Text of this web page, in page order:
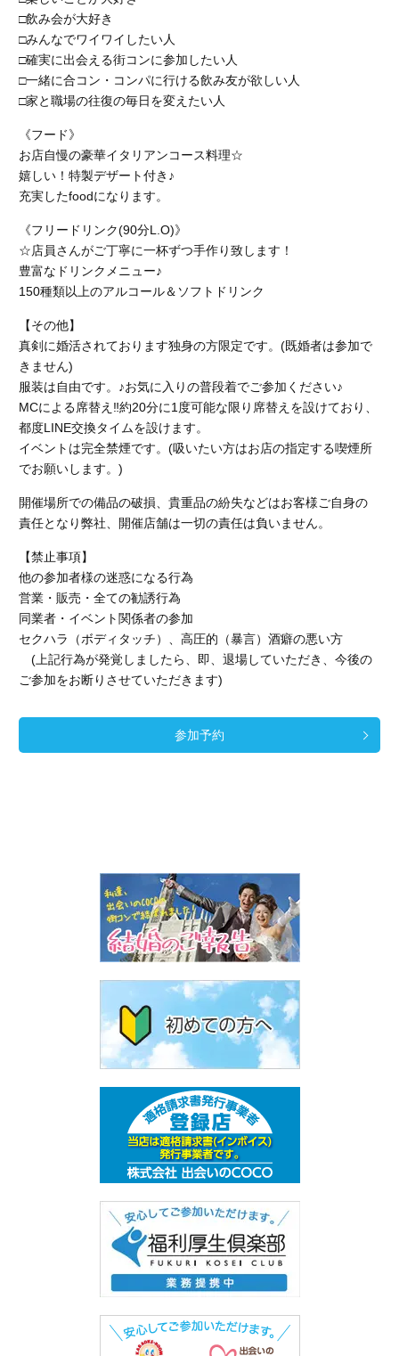
□飲み会が大好き
□みんなでワイワイしたい人
□確実に出会える街コンに参加したい人
□一緒に合コン・コンパに行ける飲み友が欲しい人
□家と職場の往復の毎日を変えたい人
《フード》
お店自慢の豪華イタリアンコース料理☆
嬉しい！特製デザート付き♪
充実したfoodになります。
《フリードリンク(90分L.O)》
☆店員さんがご丁寧に一杯ずつ手作り致します！
豊富なドリンクメニュー♪
150種類以上のアルコール＆ソフトドリンク
【その他】
真剣に婚活されております独身の方限定です。(既婚者は参加で
きません)
服装は自由です。♪お気に入りの普段着でご参加ください♪
MCによる席替え‼︎約20分に1度可能な限り席替えを設けており、
都度LINE交換タイムを設けます。
イベントは完全禁煙です。(吸いたい方はお店の指定する喫煙所
でお願いします。)
開催場所での備品の破損、貴重品の紛失などはお客様ご自身の
責任となり弊社、開催店舗は一切の責任は負いません。
【禁止事項】
他の参加者様の迷惑になる行為
営業・販売・全ての勧誘行為
同業者・イベント関係者の参加
セクハラ（ボディタッチ）、高圧的（暴言）酒癖の悪い方
(上記行為が発覚しましたら、即、退場していただき、今後の
ご参加をお断りさせていただきます)
参加予約